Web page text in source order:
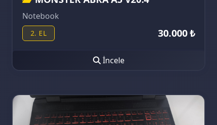
Notebook
2. EL 30.000 ₺
İncele